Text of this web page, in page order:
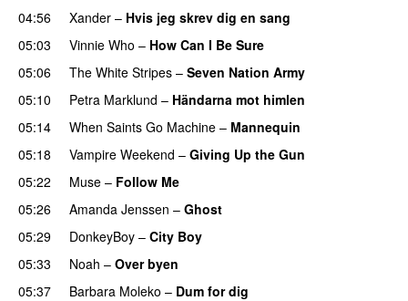
04:56
Xander – Hvis jeg skrev dig en sang
05:03
Vinnie Who – How Can I Be Sure
05:06 The White Stripes – Seven Nation Army
05:10
Petra Marklund – Händarna mot himlen
05:14
When Saints Go Machine – Mannequin
05:18 Vampire Weekend – Giving Up the Gun
05:22
Muse – Follow Me
05:26
Amanda Jenssen – Ghost
05:29
DonkeyBoy – City Boy
05:33 Noah – Over byen
05:37
Barbara Moleko – Dum for dig